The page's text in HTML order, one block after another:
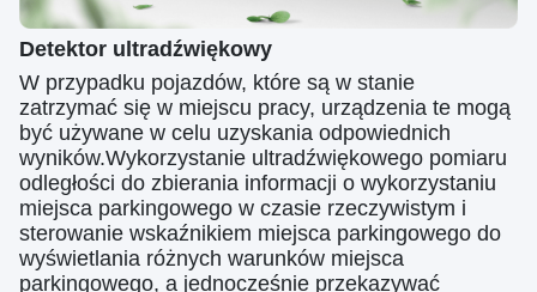
Detektor ultradźwiękowy
W przypadku pojazdów, które są w stanie
zatrzymać się w miejscu pracy, urządzenia te mogą
być używane w celu uzyskania odpowiednich
wyników.Wykorzystanie ultradźwiękowego pomiaru
odległości do zbierania informacji o wykorzystaniu
miejsca parkingowego w czasie rzeczywistym i
sterowanie wskaźnikiem miejsca parkingowego do
wyświetlania różnych warunków miejsca
parkingowego, a jednocześnie przekazywać